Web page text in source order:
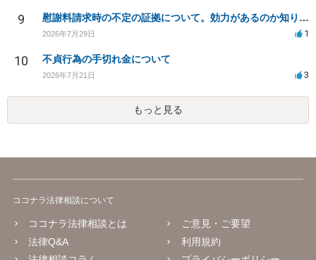
9 慰謝料請求時の不定の証拠について。効力があるのか知りたい。
2026年7月29日 1
10 不貞行為の手切れ金について
2026年7月21日 3
もっと見る
ココナラ法律相談について
ココナラ法律相談とは
法律Q&A
ご意見・ご要望
利用規約